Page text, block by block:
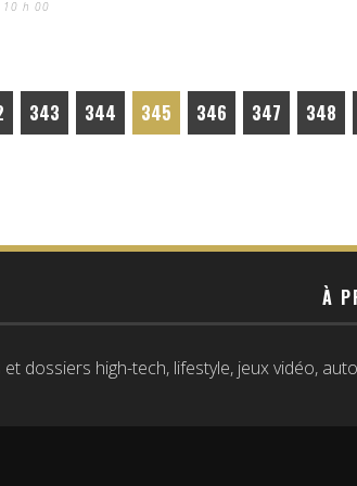
10 h 00
343 344 345 346 347 348
À
dossiers high-tech, lifestyle, jeux vidéo,